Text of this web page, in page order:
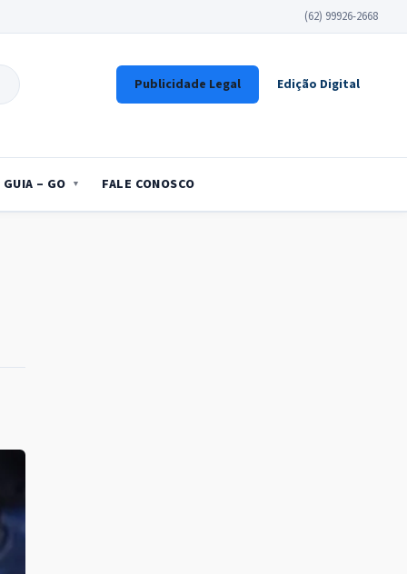
(62) 99926-2668
Publicidade Legal Edição Digital
GUIA – GO FALE CONOSCO